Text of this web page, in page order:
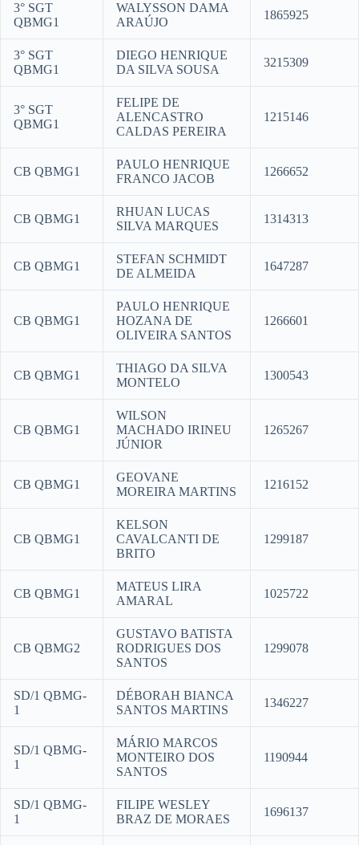
3° SGT
QBMG1
WALYSSON DAMA
ARAÚJO
1865925
3° SGT
QBMG1
DIEGO HENRIQUE
DA SILVA SOUSA
3215309
3° SGT
QBMG1
FELIPE DE
ALENCASTRO
CALDAS PEREIRA
1215146
CB QBMG1
PAULO HENRIQUE
FRANCO JACOB
1266652
CB QBMG1
RHUAN LUCAS
SILVA MARQUES
1314313
CB QBMG1
STEFAN SCHMIDT
DE ALMEIDA
1647287
CB QBMG1
PAULO HENRIQUE
HOZANA DE
OLIVEIRA SANTOS
1266601
CB QBMG1
THIAGO DA SILVA
MONTELO
1300543
CB QBMG1
WILSON
MACHADO IRINEU
JÚNIOR
1265267
CB QBMG1
GEOVANE
MOREIRA MARTINS
1216152
CB QBMG1
KELSON
CAVALCANTI DE
BRITO
1299187
CB QBMG1
MATEUS LIRA
AMARAL
1025722
CB QBMG2
GUSTAVO BATISTA
RODRIGUES DOS
SANTOS
1299078
SD/1 QBMG-
1
DÉBORAH BIANCA
SANTOS MARTINS
1346227
SD/1 QBMG-
1
MÁRIO MARCOS
MONTEIRO DOS
SANTOS
1190944
SD/1 QBMG-
1
FILIPE WESLEY
BRAZ DE MORAES
1696137